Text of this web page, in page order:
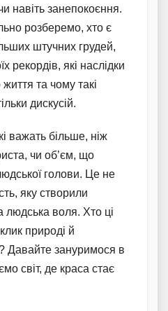
навіть занепокоєння.
розберемо, хто є
штучних грудей,
рекордів, які наслідки
та чому такі
дискусій.
важать більше, ніж
чи об’єм, що
голови. Це не
яку створили
людська воля. Хто ці
природі й
Давайте зануримося в
світ, де краса стає